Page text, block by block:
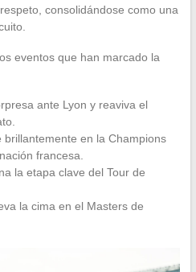
consolidándose como una
eventos que han marcado la
ante Lyon y reaviva el
brillantemente en la Champions
francesa.
la etapa clave del Tour de
la cima en el Masters de